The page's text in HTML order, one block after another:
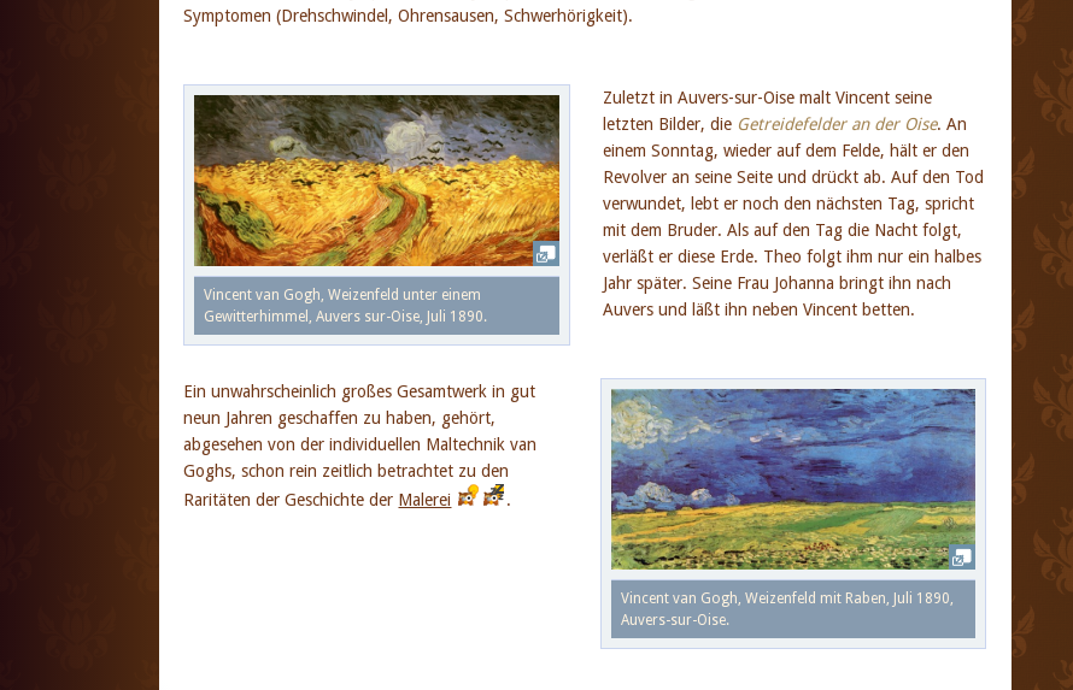
Symptomen (Drehschwindel, Ohrensausen, Schwerhörigkeit).
Vincent van Gogh, Weizenfeld unter einem
Gewitterhimmel, Auvers sur-Oise, Juli 1890.
Zuletzt in Auvers-sur-Oise malt Vincent seine
letzten Bilder, die Getreidefelder an der Oise. An
einem Sonntag, wieder auf dem Felde, hält er den
Revolver an seine Seite und drückt ab. Auf den Tod
verwundet, lebt er noch den nächsten Tag, spricht
mit dem Bruder. Als auf den Tag die Nacht folgt,
verläßt er diese Erde. Theo folgt ihm nur ein halbes
Jahr später. Seine Frau Johanna bringt ihn nach
Auvers und läßt ihn neben Vincent betten.
Vincent van Gogh, Weizenfeld mit Raben, Juli 1890,
Auvers-sur-Oise.
Ein unwahrscheinlich großes Gesamtwerk in gut
neun Jahren geschaffen zu haben, gehört,
abgesehen von der individuellen Maltechnik van
Goghs, schon rein zeitlich betrachtet zu den
Raritäten der Geschichte der Malerei .